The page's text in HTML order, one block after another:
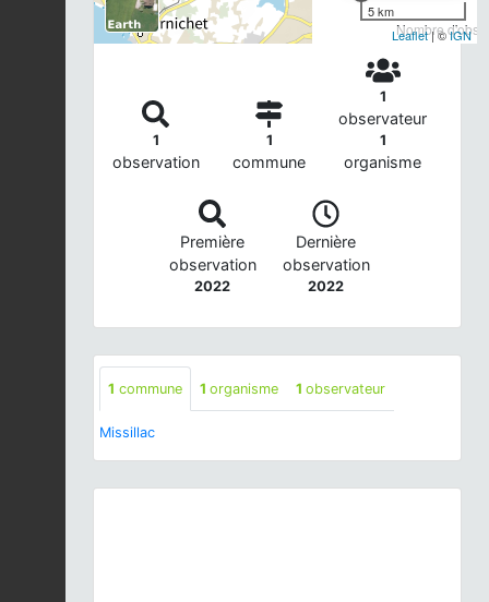
Nombre
5 km
Leaflet| ©IGN
1
observation
1
commune
1
observateur
1
organisme
Première
observation
2022
Dernière
observation
2022
1 commune 1 organisme 1 observateur
Missillac